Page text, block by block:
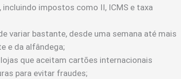
impostos como II, ICMS e taxa
variar bastante, desde uma semana até mais
e da alfândega;
que aceitam cartões internacionais
para evitar fraudes;